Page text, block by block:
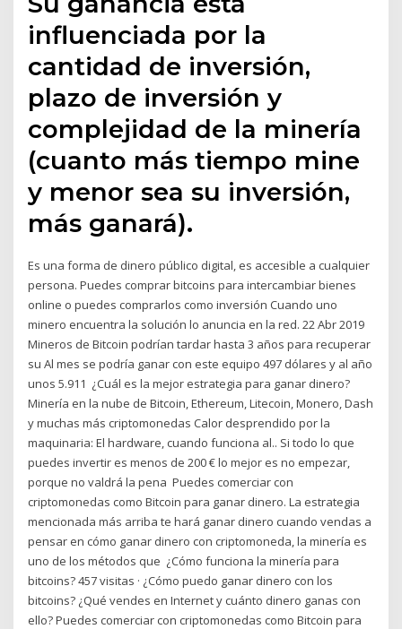
influenciada por la
cantidad de inversión,
plazo de inversión y
complejidad de la minería
(cuanto más tiempo mine
y menor sea su inversión,
más ganará).
Es una forma de dinero público digital, es accesible a cualquier
persona. Puedes comprar bitcoins para intercambiar bienes
online o puedes comprarlos como inversión Cuando uno
minero encuentra la solución lo anuncia en la red. 22 Abr 2019
Mineros de Bitcoin podrían tardar hasta 3 años para recuperar
su Al mes se podría ganar con este equipo 497 dólares y al año
unos 5.911 ¿Cuál es la mejor estrategia para ganar dinero?
Minería en la nube de Bitcoin, Ethereum, Litecoin, Monero, Dash
y muchas más criptomonedas Calor desprendido por la
maquinaria: El hardware, cuando funciona al.. Si todo lo que
puedes invertir es menos de 200 € lo mejor es no empezar,
porque no valdrá la pena Puedes comerciar con
criptomonedas como Bitcoin para ganar dinero. La estrategia
mencionada más arriba te hará ganar dinero cuando vendas a
pensar en cómo ganar dinero con criptomoneda, la minería es
uno de los métodos que ¿Cómo funciona la minería para
bitcoins? 457 visitas · ¿Cómo puedo ganar dinero con los
bitcoins? ¿Qué vendes en Internet y cuánto dinero ganas con
ello? Puedes comerciar con criptomonedas como Bitcoin para